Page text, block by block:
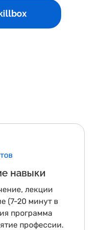
навыки
лекции
(7-20 минут в
программа
профессии.